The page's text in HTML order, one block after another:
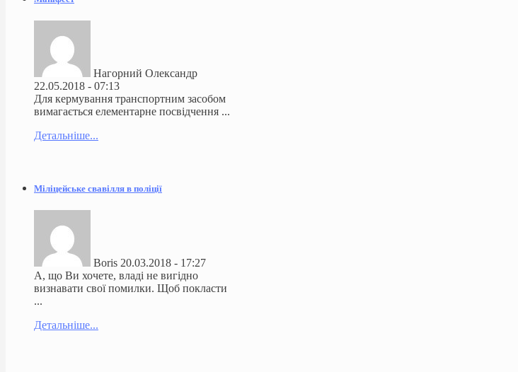
Нагорний Олександр
22.05.2018 - 07:13
Для кермування транспортним засобом
вимагається елементарне посвідчення ...
Детальніше...
Міліцейське свавілля в поліції
Boris 20.03.2018 - 17:27
А, що Ви хочете, владі не вигідно
визнавати свої помилки. Щоб покласти
...
Детальніше...